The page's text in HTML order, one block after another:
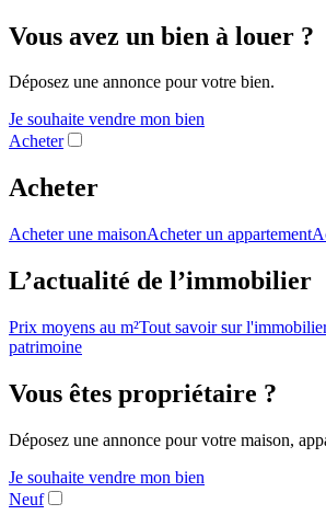
Vous avez un bien à louer ?
Déposez une annonce pour votre bien.
Je souhaite vendre mon bien
Acheter
Acheter
Acheter une maisonAcheter un appartement
L’actualité de l’immobilier
Prix moyens au m²Tout savoir sur
patrimoine
Vous êtes propriétaire ?
Déposez une annonce pour votre maison,
Je souhaite vendre mon bien
Neuf